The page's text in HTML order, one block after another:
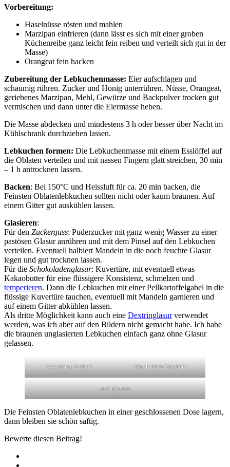
Vorbereitung:
Haselnüsse rösten und mahlen
Marzipan einfrieren (dann lässt es sich mit einer groben
Küchenreibe ganz leicht fein reiben und verteilt sich gut in der
Masse)
Orangeat fein hacken
Zubereitung der Lebkuchenmasse: Eier aufschlagen und
schaumig rühren. Zucker und Honig unterrühren. Nüsse, Orangeat,
geriebenes Marzipan, Mehl, Gewürze und Backpulver trocken gut
vermischen und dann unter die Eiermasse heben.
Die Masse abdecken und mindestens 3 h oder besser über Nacht im
Kühlschrank durchziehen lassen.
Lebkuchen formen: Die Lebkuchenmasse mit einem Esslöffel auf
die Oblaten verteilen und mit nassen Fingern glatt streichen, 30 min
– 1 h antrocknen lassen.
Backen: Bei 150°C und Heissluft für ca. 20 min backen, die
Feinsten Oblatenlebkuchen sollten nicht oder kaum bräunen. Auf
einem Gitter gut auskühlen lassen.
Glasieren:
Für den Zuckerguss: Puderzucker mit ganz wenig Wasser zu einer
pastösen Glasur anrühren und mit dem Pinsel auf den Lebkuchen
verteilen. Eventuell halbiert Mandeln in die noch feuchte Glasur
legen und gut trocknen lassen.
Für die Schokoladenglasur: Kuvertüre, mit eventuell etwas
Kakaobutter für eine flüssigere Konsistenz, schmelzen und
temperieren. Dann die Lebkuchen mit einer Pellkartoffelgabel in die
flüssige Kuvertüre tauchen, eventuell mit Mandeln garnieren und
auf einem Gitter abkühlen lassen.
Als dritte Möglichkeit kann auch eine Dextringlasurverwendet
werden, was ich aber auf den Bildern nicht gemacht habe. Ich habe
die braunen unglasierten Lebkuchen einfach ganz ohne Glasur
gelassen.
vor dem Backen Nach dem Backen
und glasiert
Die Feinsten Oblatenlebkuchen in einer geschlossenen Dose lagern,
dann bleiben sie schön saftig.
Bewerte diesen Beitrag!